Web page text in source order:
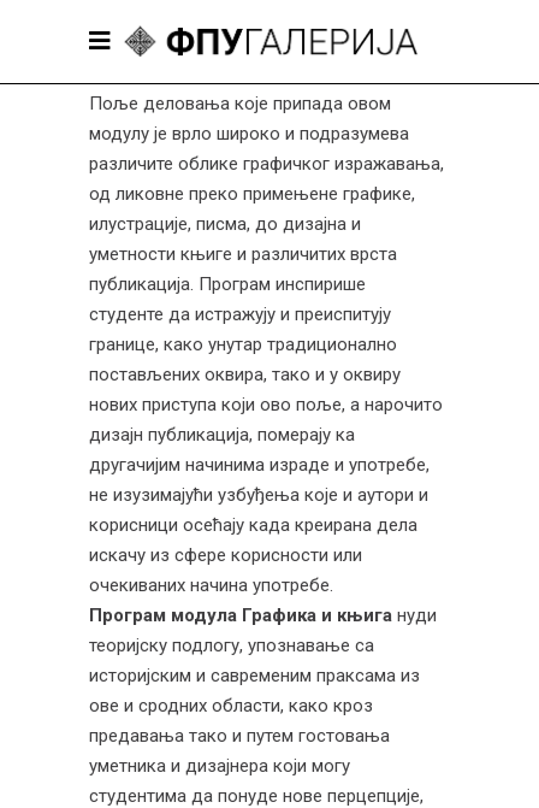
Поље деловања које припада овом
модулу је врло широко и подразумева
различите облике графичког изражавања,
од ликовне преко примењене графике,
илустрације, писма, до дизајна и
уметности књиге и различитих врста
публикација. Програм инспирише
студенте да истражују и преиспитују
границе, како унутар традиционално
постављених оквира, тако и у оквиру
нових приступа који ово поље, а нарочито
дизајн публикација, померају ка
другачијим начинима израде и употребе,
не изузимајући узбуђења које и аутори и
корисници осећају када креирана дела
искачу из сфере корисности или
очекиваних начина употребе.
Програм модула Графика и књига нуди
теоријску подлогу, упознавање са
историјским и савременим праксама из
ове и сродних области, како кроз
предавања тако и путем гостовања
уметника и дизајнера који могу
студентима да понуде нове перцепције,